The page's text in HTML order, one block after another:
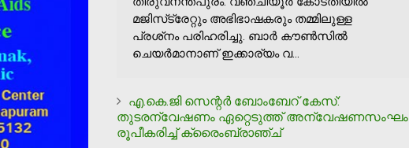
മജിസ്‌ട്രേറ്റും അഭിഭാഷകരും തമ്മിലുള്ള
പ്രശ്‌നം പരിഹരിച്ചു. ബാര്‍ കൗണ്‍സില്‍
ചെയര്‍മാനാണ് ഇക്കാര്യം വ...
എ.കെ.ജി സെന്റര്‍ ബോംബേറ് കേസ്:
തുടരന്വേഷണം ഏറ്റെടുത്ത് അന്വേഷണസംഘം
രൂപീകരിച്ച് ക്രൈംബ്രാഞ്ച്